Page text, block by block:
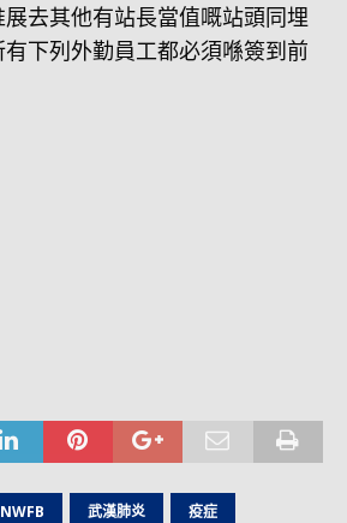
去其他有站長當值嘅站頭同埋
下列外勤員工都必須喺簽到前
NWFB 武漢肺炎 疫症